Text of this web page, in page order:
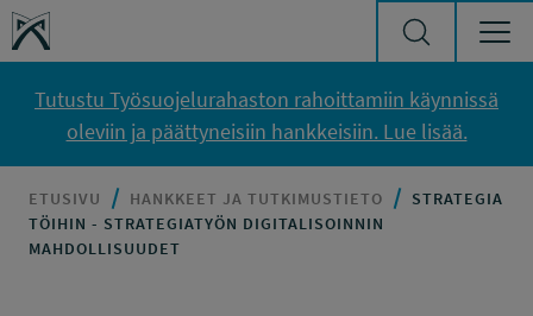
Siirry sisältöön
Työsuojelurahasto
Tutustu Työsuojelurahaston rahoittamiin käynnissä
oleviin ja päättyneisiin hankkeisiin. Lue lisää.
ETUSIVU HANKKEET JA TUTKIMUSTIETO
STRATEGIA
TÖIHIN - STRATEGIATYÖN DIGITALISOINNIN
MAHDOLLISUUDET